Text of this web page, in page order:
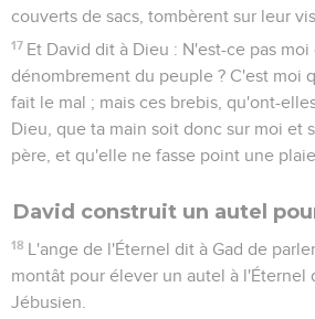
couverts de sacs, tombèrent sur leur
17 Et David dit à Dieu : N'est-ce pas
dénombrement du peuple ? C'est moi
fait le mal ; mais ces brebis, qu'ont-
Dieu, que ta main soit donc sur moi et
père, et qu'elle ne fasse point une
David construit un autel
18 L'ange de l'Éternel dit à Gad de
montât pour élever un autel à l'Éternel
Jébusien.